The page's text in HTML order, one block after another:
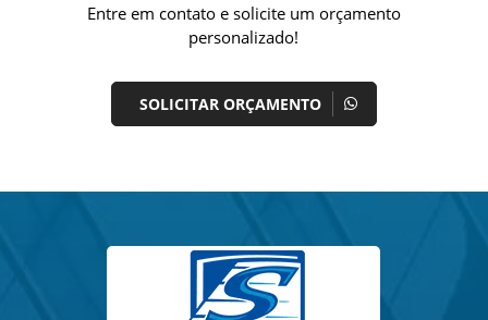
Entre em contato e solicite um orçamento
personalizado!
SOLICITAR ORÇAMENTO